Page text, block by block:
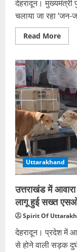
देहरादून। मुख्यमंत्री
चलाया जा रहा
Read MoreRead
more
जन
की
204
शिविरों
में
1.35
लाख
लोगों
को
मिला
सीधा
लाभ,
हजारों
का
मौके
पर
Uttarakhand
उत्तराखंड में
लागू हुई सख्त
Spirit Of
देहरादून। प्रदेश में
से होने वाली सड़क